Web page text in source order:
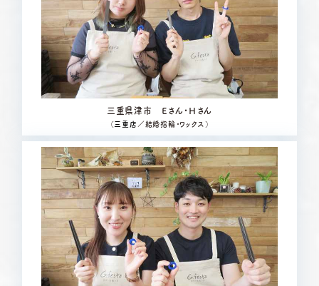
三重県津市 Ｅさん・Ｈさん
（三重店 ／結婚指輪・ワックス）